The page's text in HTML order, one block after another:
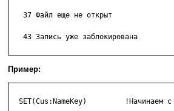
   37 Файл еще не открыт
   43 Запись уже заблокирована
Пример:
SET(Cus:NameKey)         !Начинаем